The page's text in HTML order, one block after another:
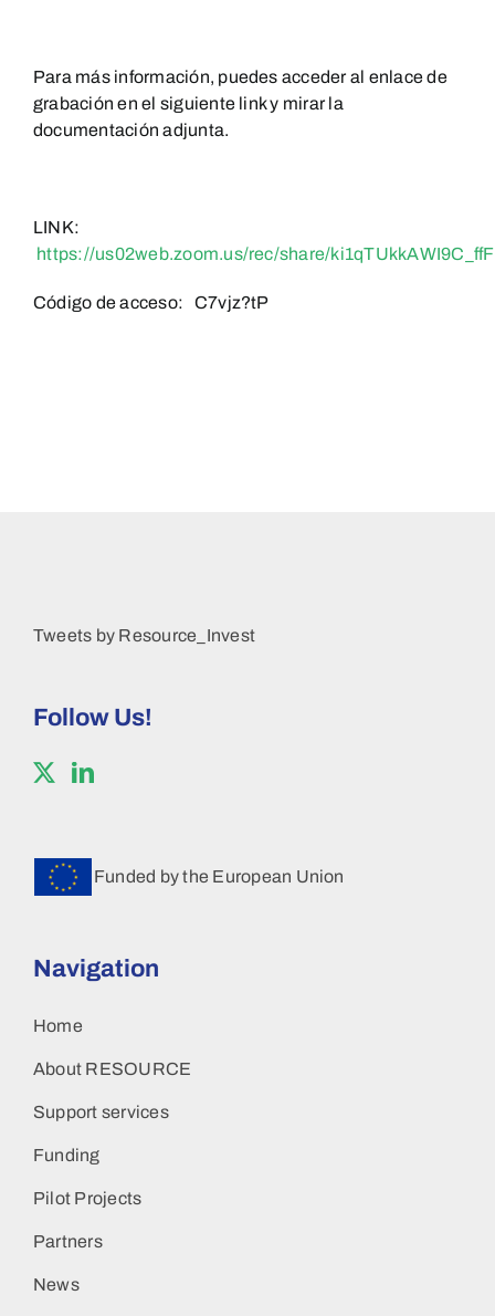
Para más información, puedes acceder al enlace de
grabación en el siguiente link y mirar la
documentación adjunta.
LINK:
https://us02web.zoom.us/rec/share/
Código de acceso: C7vjz?tP
Tweets by Resource_Invest
Follow Us!
Funded by the European Union
Navigation
Home
About RESOURCE
Support services
Funding
Pilot Projects
Partners
News